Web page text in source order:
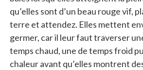
qu’elles sont d’un beau rouge vif,
terre et attendez. Elles mettent
germer, car il leur faut traverser
temps chaud, une de temps froid
chaleur avant qu’elles montrent